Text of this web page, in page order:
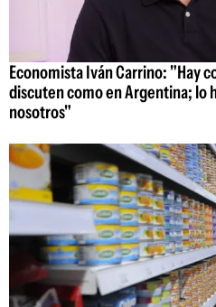
Economista Iván Carrino: "Hay
discuten como en Argentina; lo
nosotros"